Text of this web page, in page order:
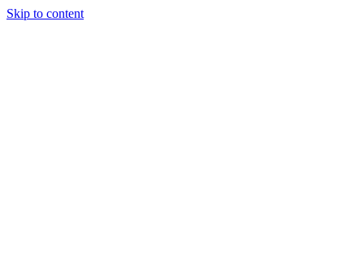
Skip to content